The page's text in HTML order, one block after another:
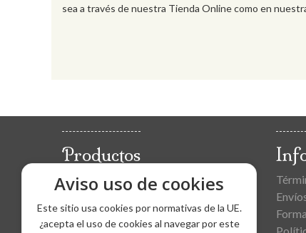
sea a través de nuestra Tienda Online como en
Productos
Jamones
Loncheados
Aviso uso de cookies
Este sitio usa cookies por normativas de la UE.
¿acepta el uso de cookies al navegar por este